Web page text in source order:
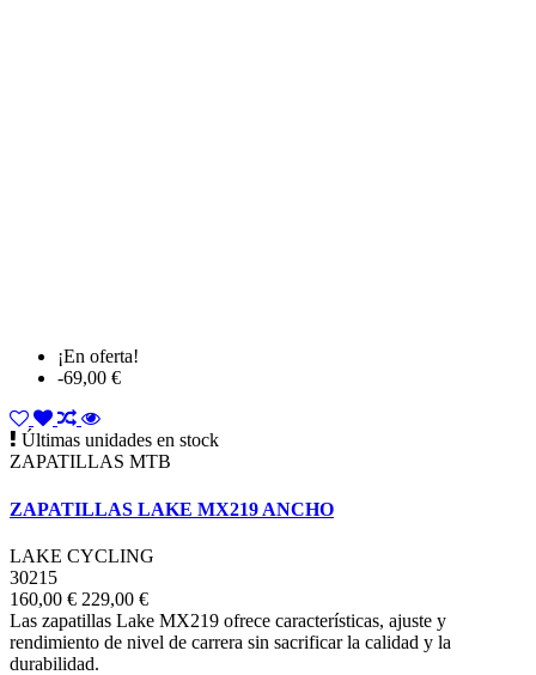
¡En oferta!
-69,00 €
Últimas unidades en stock
ZAPATILLAS MTB
ZAPATILLAS LAKE MX219 ANCHO
LAKE CYCLING
30215
160,00 € 229,00 €
Las zapatillas Lake MX219 ofrece características, ajuste y
rendimiento de nivel de carrera sin sacrificar la calidad y la
durabilidad.